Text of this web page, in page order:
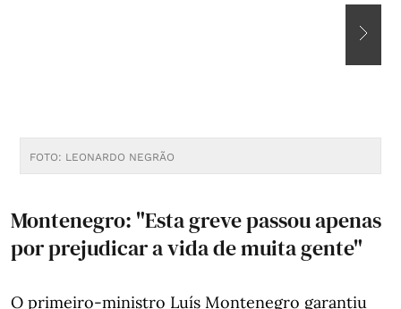
FOTO: LEONARDO NEGRÃO
Montenegro: "Esta greve passou apenas
por prejudicar a vida de muita gente"
O primeiro-ministro Luís Montenegro garantiu